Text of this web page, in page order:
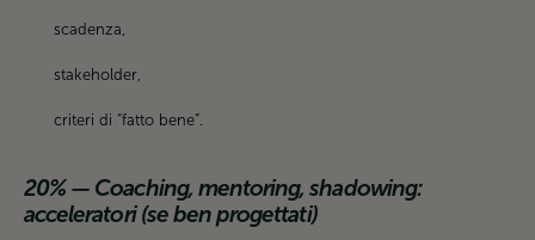
scadenza,
stakeholder,
criteri di “fatto bene”.
20% — Coaching, mentoring, shadowing:
acceleratori (se ben progettati)